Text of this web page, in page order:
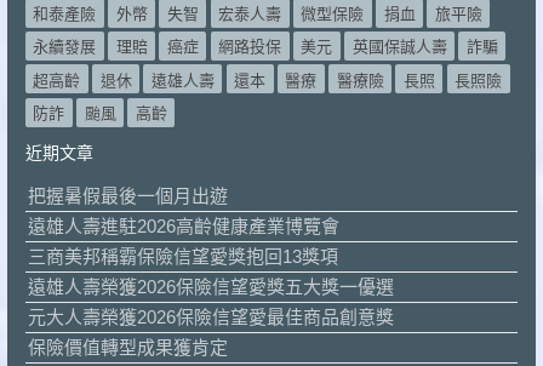
和泰產險
外幣 失智 宏泰人壽 微型保險 捐血
旅平險
永續發展
理賠 癌症 網路投保 美元 英國保誠人壽
詐騙
超高齡
退休 遠雄人壽 還本 醫療 醫療險 長照
長照險
防詐
颱風 高齡
近期文章
把握暑假最後一個月出遊
遠雄人壽進駐2026高齡健康產業博覽會
三商美邦稱霸保險信望愛獎抱回13獎項
遠雄人壽榮獲2026保險信望愛獎五大獎一優選
元大人壽榮獲2026保險信望愛最佳商品創意獎
保險價值轉型成果獲肯定